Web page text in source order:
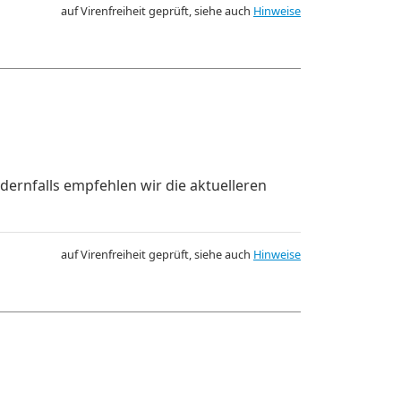
auf Virenfreiheit geprüft, siehe auch Hinweise
empfehlen wir die aktuelleren
auf Virenfreiheit geprüft, siehe auch Hinweise